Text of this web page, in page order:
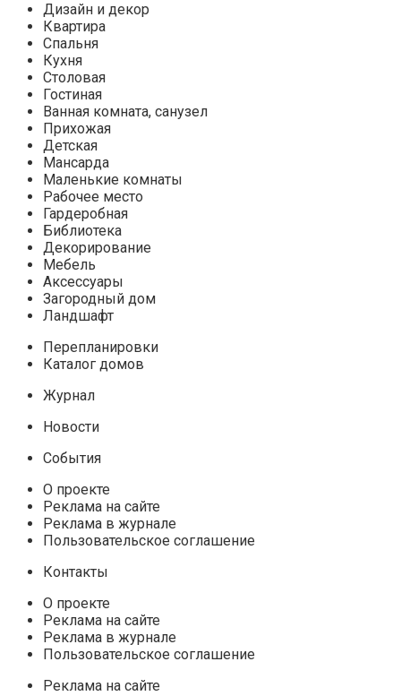
Дизайн и декор
Квартира
Спальня
Кухня
Столовая
Гостиная
Ванная комната, санузел
Прихожая
Детская
Мансарда
Маленькие комнаты
Рабочее место
Гардеробная
Библиотека
Декорирование
Мебель
Аксессуары
Загородный дом
Ландшафт
Перепланировки
Каталог домов
Журнал
Новости
События
О проекте
Реклама на сайте
Реклама в журнале
Пользовательское соглашение
Контакты
О проекте
Реклама на сайте
Реклама в журнале
Пользовательское соглашение
Реклама на сайте